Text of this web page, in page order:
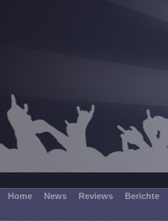
Home News Reviews Berichte